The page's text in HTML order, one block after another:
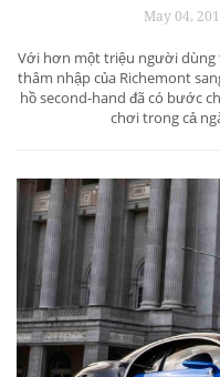
May 04,
Với hơn một triệu người dùng
thâm nhập của Richemont
hồ second-hand đã có bước
chơi trong cả